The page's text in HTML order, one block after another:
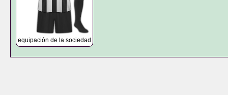
equipación de la sociedad